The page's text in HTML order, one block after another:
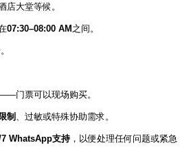
店大堂等候。
07:30–08:00 AM 之间。
门票可以现场购买。
制 、过敏或特殊协助需求。
7 WhatsApp支持 ，以便处理任何问题或紧急